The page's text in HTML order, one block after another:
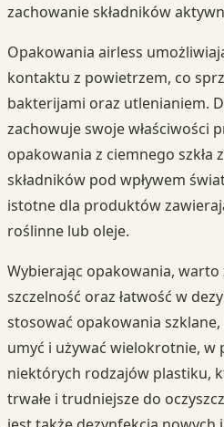
zachowanie składników
Opakowania airless
kontaktu z powietrzem, co
bakterijami oraz utlenianiem.
zachowuje swoje właściwości
opakowania z ciemnego szkła
składników pod wpływem
istotne dla produktów
roślinne lub oleje.
Wybierając opakowania,
szczelność oraz łatwość w
stosować opakowania
umyć i używać wielokrotnie, w
niektórych rodzajów plastiku,
trwałe i trudniejsze do